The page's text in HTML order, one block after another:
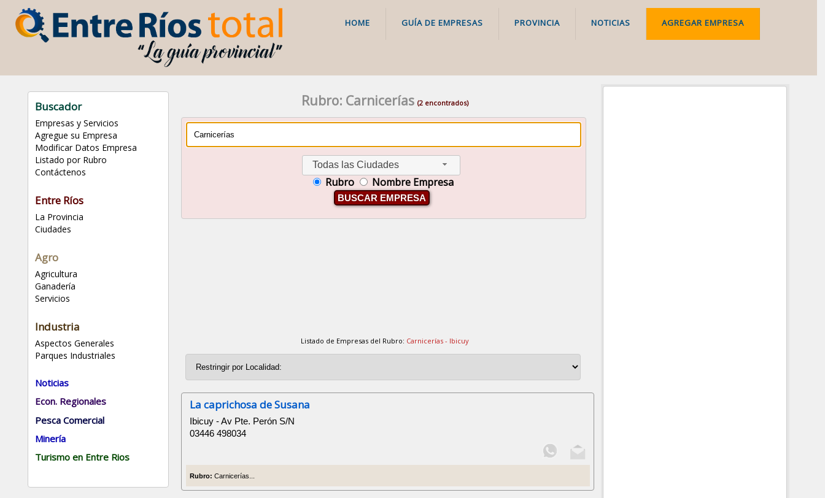
HOME GUÍA DE EMPRESAS PROVINCIA NOTICIAS AGREGAR EMPRESA
Buscador
Empresas y Servicios
Agregue su Empresa
Modificar Datos Empresa
Listado por Rubro
Contáctenos
Entre Ríos
La Provincia
Ciudades
Agro
Agricultura
Ganadería
Servicios
Industria
Aspectos Generales
Parques Industriales
Noticias
Econ. Regionales
Pesca Comercial
Minería
Turismo en Entre Rios
Rubro: Carnicerías(2 encontrados)
Todas las Ciudades
Rubro Nombre Empresa
BUSCAR EMPRESA
Listado de Empresas del Rubro: Carnicerías - Ibicuy
La caprichosa de Susana
Ibicuy - Av Pte. Perón S/N
03446 498034
Rubro: Carnicerías...